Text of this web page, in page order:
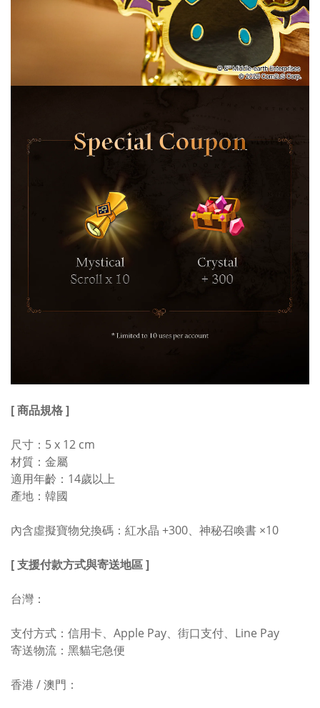
[ 商品規格 ]
尺寸：5 x 12 cm
材質：金屬
適用年齡：14歲以上
產地：韓國
內含虛擬寶物兌換碼：紅水晶 +300、神秘召喚書 ×10
[ 支援付款方式與寄送地區 ]
台灣：
支付方式：信用卡、Apple Pay、街口支付、Line Pay
寄送物流：黑貓宅急便
香港 / 澳門：